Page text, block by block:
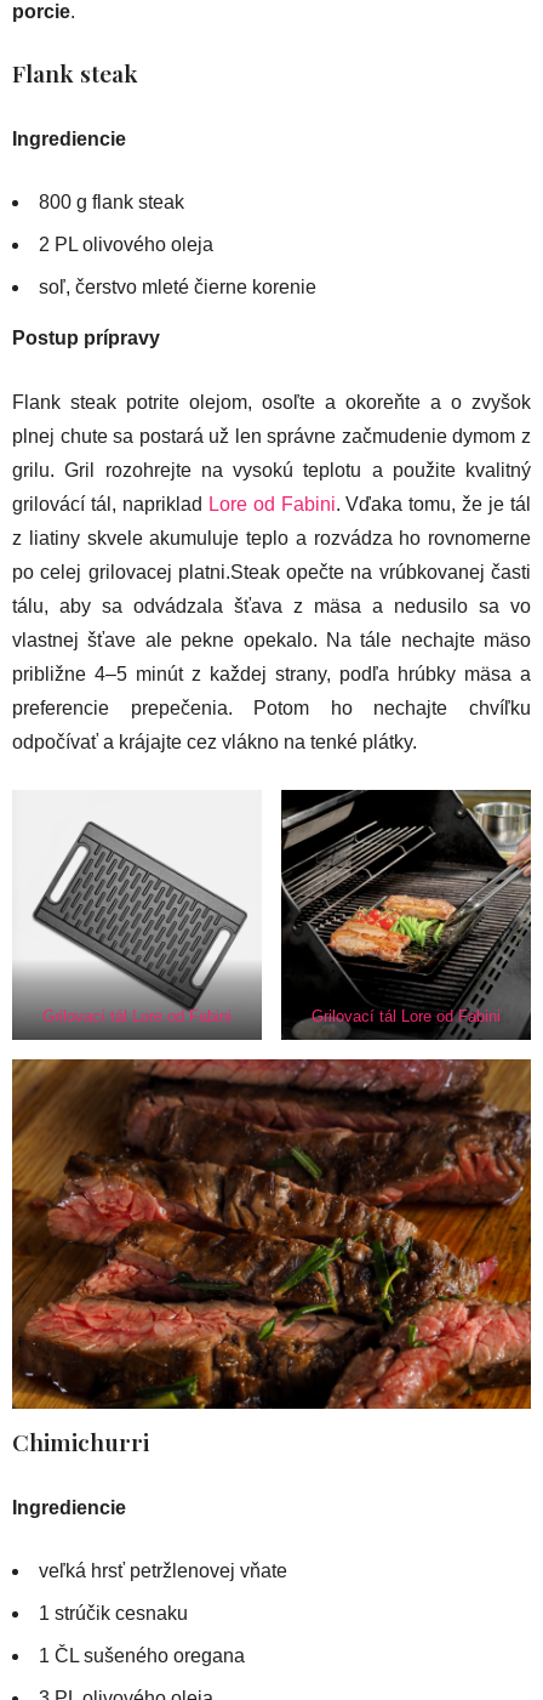
porcie.
Flank steak
Ingrediencie
800 g flank steak
2 PL olivového oleja
soľ, čerstvo mleté čierne korenie
Postup prípravy
Flank steak potrite olejom, osoľte a okoreňte a o zvyšok
plnej chute sa postará už len správne začmudenie dymom z
grilu. Gril rozohrejte na vysokú teplotu a použite kvalitný
grilovácí tál, napriklad Lore od Fabini. Vďaka tomu, že je tál
z liatiny skvele akumuluje teplo a rozvádza ho rovnomerne
po celej grilovacej platni.Steak opečte na vrúbkovanej časti
tálu, aby sa odvádzala šťava z mäsa a nedusilo sa vo
vlastnej šťave ale pekne opekalo. Na tále nechajte mäso
približne 4–5 minút z každej strany, podľa hrúbky mäsa a
preferencie prepečenia. Potom ho nechajte chvíľku
odpočívať a krájajte cez vlákno na tenké plátky.
Grilovací tál Lore od Fabini Grilovací tál Lore od Fabini
Chimichurri
Ingrediencie
veľká hrsť petržlenovej vňate
1 strúčik cesnaku
1 ČL sušeného oregana